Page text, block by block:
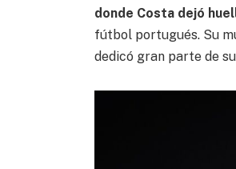
donde Costa dejó
fútbol portugués. Su
dedicó gran parte de